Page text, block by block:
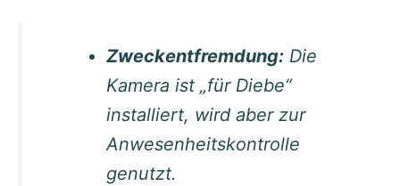
Zweckentfremdung: Die
Kamera ist „für Diebe“
installiert, wird aber zur
Anwesenheitskontrolle
genutzt.